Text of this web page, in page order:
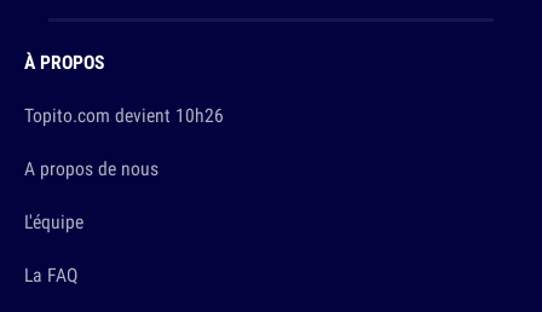
À PROPOS
Topito.com devient 10h26
A propos de nous
L'équipe
La FAQ